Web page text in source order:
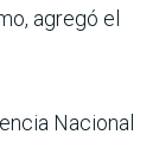
agregó el
Nacional